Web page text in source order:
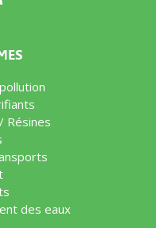
Résines
des eaux